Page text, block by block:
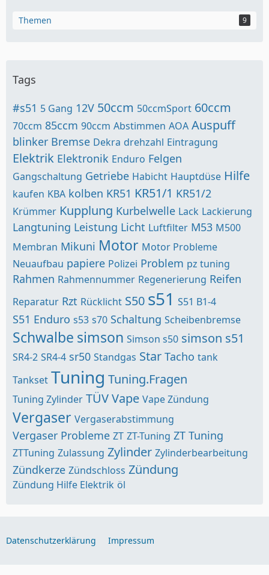
Themen 9
Tags
#s51 5 Gang 12V 50ccm 50ccmSport 60ccm
70ccm 85ccm 90ccm Abstimmen AOA Auspuff
blinker Bremse Dekra drehzahl Eintragung
Elektrik Elektronik Enduro Felgen
Gangschaltung Getriebe Habicht Hauptdüse Hilfe
kaufen KBA kolben KR51 KR51/1 KR51/2
Krümmer Kupplung Kurbelwelle Lack Lackierung
Langtuning Leistung Licht Luftfilter M53 M500
Membran Mikuni Motor Motor Probleme
Neuaufbau papiere Polizei Problem pz tuning
Rahmen Rahmennummer Regenerierung Reifen
Reparatur Rzt Rücklicht S50 s51 S51 B1-4
S51 Enduro s53 s70 Schaltung Scheibenbremse
Schwalbe simson Simson s50 simson s51
SR4-2 SR4-4 sr50 Standgas Star Tacho tank
Tankset Tuning Tuning.Fragen
Tuning Zylinder TÜVVape Vape Zündung
Vergaser Vergaserabstimmung
Vergaser Probleme ZT ZT-Tuning ZT Tuning
ZTTuning Zulassung Zylinder Zylinderbearbeitung
Zündkerze Zündschloss Zündung
Zündung Hilfe Elektrik öl
Datenschutzerklärung Impressum